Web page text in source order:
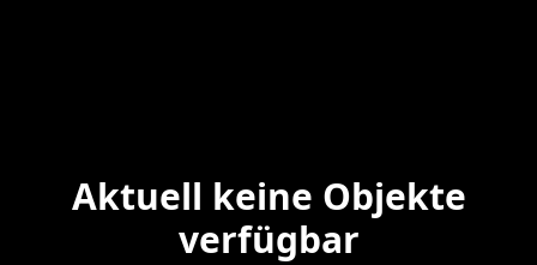
Aktuell keine Objekte
verfügbar